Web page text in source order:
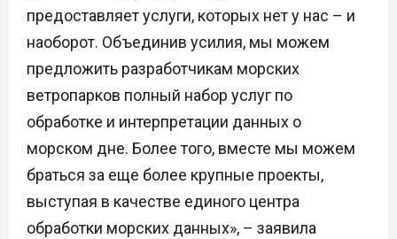
предоставляет услуги, которых нет у нас – и
наоборот. Объединив усилия, мы можем
предложить разработчикам морских
ветропарков полный набор услуг по
обработке и интерпретации данных о
морском дне. Более того, вместе мы можем
браться за еще более крупные проекты,
выступая в качестве единого центра
обработки морских данных», – заявила